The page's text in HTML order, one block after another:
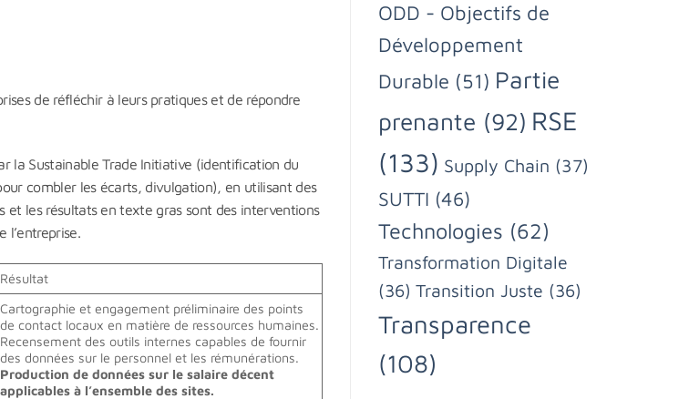
de réfléchir à leurs pratiques et de répondre
la Sustainable Trade Initiative (identification du
combler les écarts, divulgation), en utilisant des
et les résultats en texte gras sont des interventions
l’entreprise.
Résultat
Cartographie et engagement préliminaire des points
de contact locaux en matière de ressources humaines.
Recensement des outils internes capables de fournir
des données sur le personnel et les rémunérations.
Production de données sur le salaire décent
applicables à l’ensemble des sites.
ODD - Objectifs de
Développement
Durable (51) Partie
prenante (92) RSE
(133) Supply Chain (37)
SUTTI (46)
Technologies (62)
Transformation Digitale
(36) Transition Juste (36)
Transparence
(108)